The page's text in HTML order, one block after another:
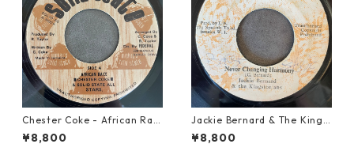
Chester Coke - African Rac
e【7-21819】
¥8,800
Jackie Bernard & The Kings
tonians - Never Changing H
armony【7-21948】
¥8,800